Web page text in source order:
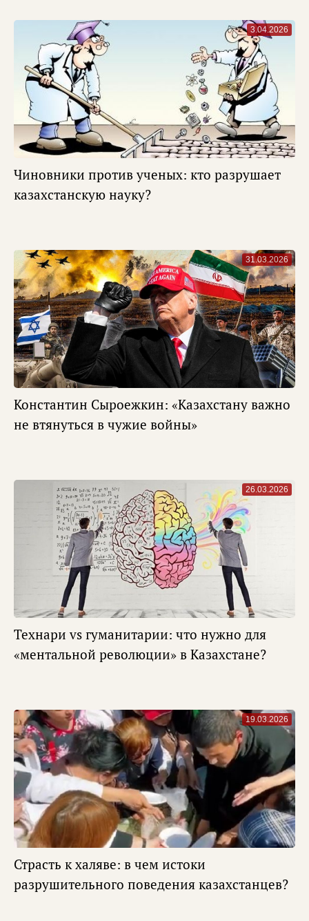
Чиновники против ученых: кто разрушает
казахстанскую науку?
3.04.2026
Константин Сыроежкин: «Казахстану важно
не втянуться в чужие войны»
31.03.2026
Технари vs гуманитарии: что нужно для
«ментальной революции» в Казахстане?
26.03.2026
Страсть к халяве: в чем истоки
разрушительного поведения казахстанцев?
19.03.2026